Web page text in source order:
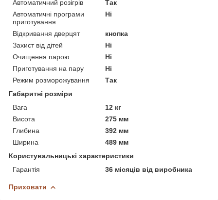
Автоматичний розігрів
Так
Автоматичні програми
приготування
Ні
Відкривання дверцят
кнопка
Захист від дітей
Ні
Очищення парою
Ні
Приготування на пару
Ні
Режим розморожування
Так
Габаритні розміри
Вага
12 кг
Висота
275 мм
Глибина
392 мм
Ширина
489 мм
Користувальницькі характеристики
Гарантія
36 місяців від виробника
Приховати